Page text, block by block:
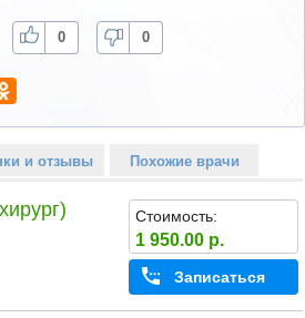
0 0
и отзывы Похожие врачи
Стоимость:
1 950.00 р.
Записаться